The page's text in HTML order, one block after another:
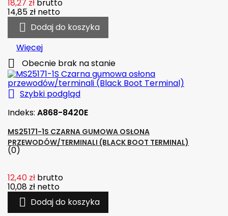
18,27 zł brutto
14,85 zł netto
 Dodaj do koszyka
Więcej
 Obecnie brak na stanie
 Szybki podgląd
Indeks: A868-8420E
MS25171-1S CZARNA GUMOWA OSŁONA
PRZEWODÓW/TERMINALI (BLACK BOOT TERMINAL)
(0)
12,40 zł brutto
10,08 zł netto
 Dodaj do koszyka